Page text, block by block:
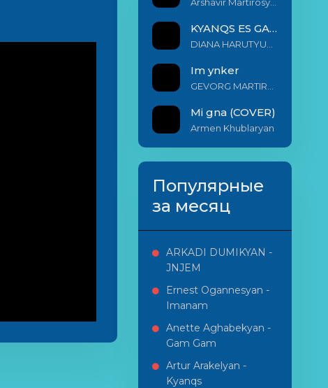
KYANQS ES GALIS EM
Im ynker
Mi gna (COVER)
Armen Khublaryan
Популярные
за месяц
ARKADI DUMIKYAN -
JNJEM
Ernest Ogannesyan -
Imanam
Anette Aghabekyan -
Gam Gam
Artur Arakelyan -
Kyanqs